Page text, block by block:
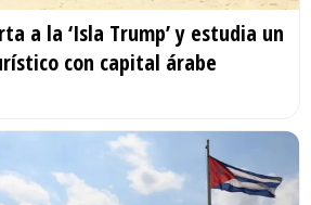
a la ‘Isla Trump’ y estudia un
con capital árabe